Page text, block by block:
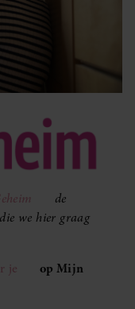
de
we hier graag
je
op Mijn